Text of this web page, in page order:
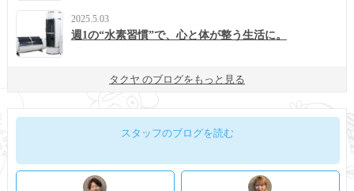
2025.5.03
週1の“水素習慣”で、心と体が整う生活に。
タクヤ のブログをもっと見る
スタッフのブログを読む